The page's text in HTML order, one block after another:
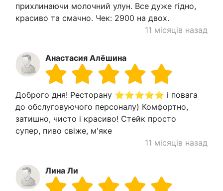
прихлинаючи молочний улун. Все дуже гідно,
красиво та смачно. Чек: 2900 на двох.
11 місяців назад
Анастасия Алёшина
Доброго дня! Ресторану ⭐⭐⭐⭐⭐ і повага
до обслуговуючого персоналу) Комфортно,
затишно, чисто і красиво! Стейк просто
супер, пиво свіже, м'яке
11 місяців назад
Лина Ли